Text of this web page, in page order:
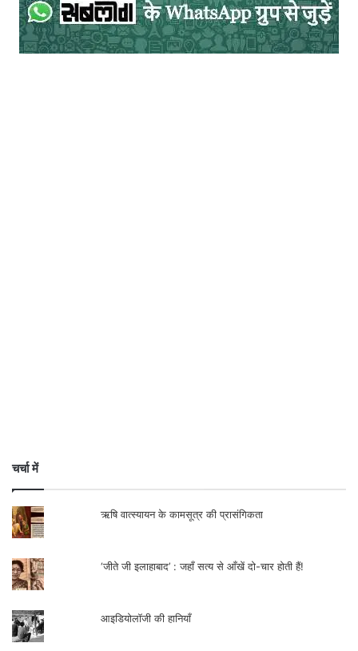
चर्चा में
ऋषि वात्स्यायन के कामसूत्र की प्रासंगिकता
‘जीते जी इलाहाबाद’ : जहाँ सत्य से आँखें दो-चार होती हैं!
आइडियोलॉजी की हानियाँ